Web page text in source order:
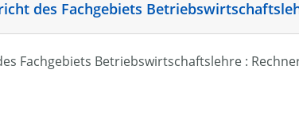
des Fachgebiets
Fachgebiets Betriebswirtschaftslehre :